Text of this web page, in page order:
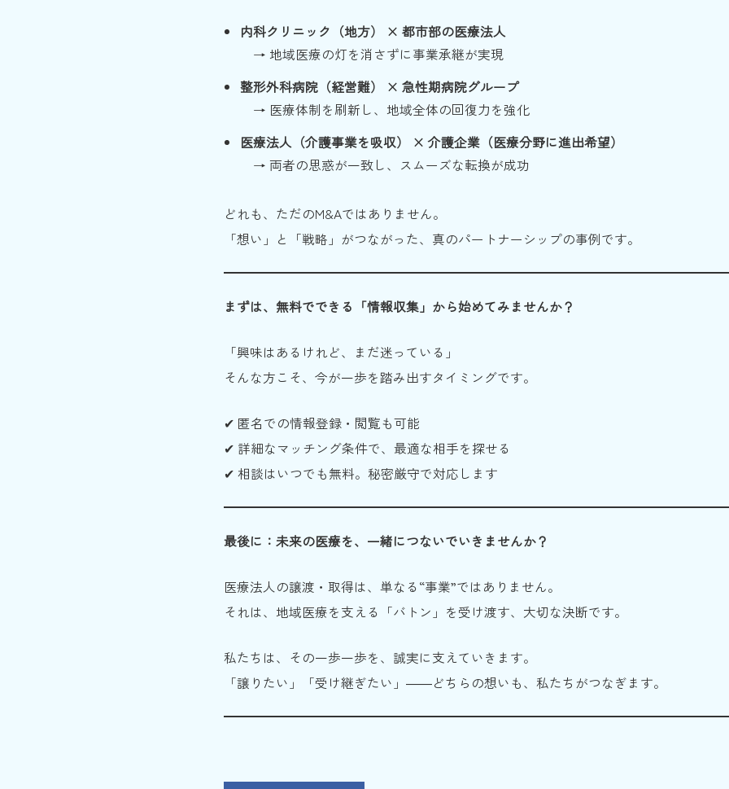
内科クリニック（地方） × 都市部の医療法人
→ 地域医療の灯を消さずに事業承継が実現
整形外科病院（経営難） × 急性期病院グループ
→ 医療体制を刷新し、地域全体の回復力を強化
医療法人（介護事業を吸収） × 介護企業（医療分野に進出希望）
→ 両者の思惑が一致し、スムーズな転換が成功
どれも、ただのM&Aではありません。
「想い」と「戦略」がつながった、真のパートナーシップの事例です。
まずは、無料でできる「情報収集」から始めてみませんか？
「興味はあるけれど、まだ迷っている」
そんな方こそ、今が一歩を踏み出すタイミングです。
✔ 匿名での情報登録・閲覧も可能
✔ 詳細なマッチング条件で、最適な相手を探せる
✔ 相談はいつでも無料。秘密厳守で対応します
最後に：未来の医療を、一緒につないでいきませんか？
医療法人の譲渡・取得は、単なる“事業”ではありません。
それは、地域医療を支える「バトン」を受け渡す、大切な決断です。
私たちは、その一歩一歩を、誠実に支えていきます。
「譲りたい」「受け継ぎたい」――どちらの想いも、私たちがつなぎます。